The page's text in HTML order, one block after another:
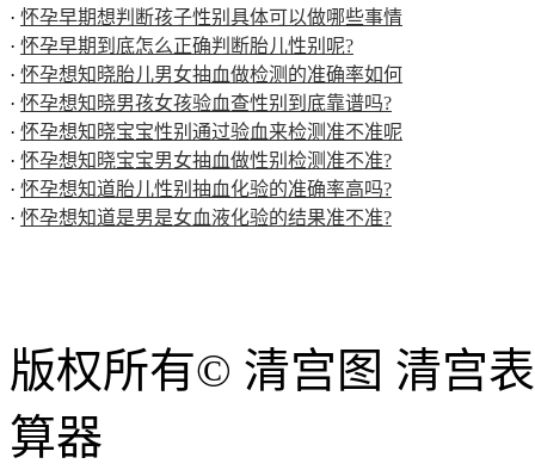
· 怀孕早期想判断孩子性别具体可以做哪些事情
· 怀孕早期到底怎么正确判断胎儿性别呢?
· 怀孕想知晓胎儿男女抽血做检测的准确率如何
· 怀孕想知晓男孩女孩验血查性别到底靠谱吗?
· 怀孕想知晓宝宝性别通过验血来检测准不准呢
· 怀孕想知晓宝宝男女抽血做性别检测准不准?
· 怀孕想知道胎儿性别抽血化验的准确率高吗?
· 怀孕想知道是男是女血液化验的结果准不准?
版权所有© 清宫图 清宫
算器